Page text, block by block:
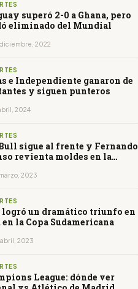
superó 2-0 a Ghana, pero
eliminado del Mundial
2022
e Independiente ganaron de
y siguen punteros
2024
sigue al frente y Fernando
revienta moldes en la
2023
logró un dramático triunfo en
en la Copa Sudamericana
2023
League: dónde ver